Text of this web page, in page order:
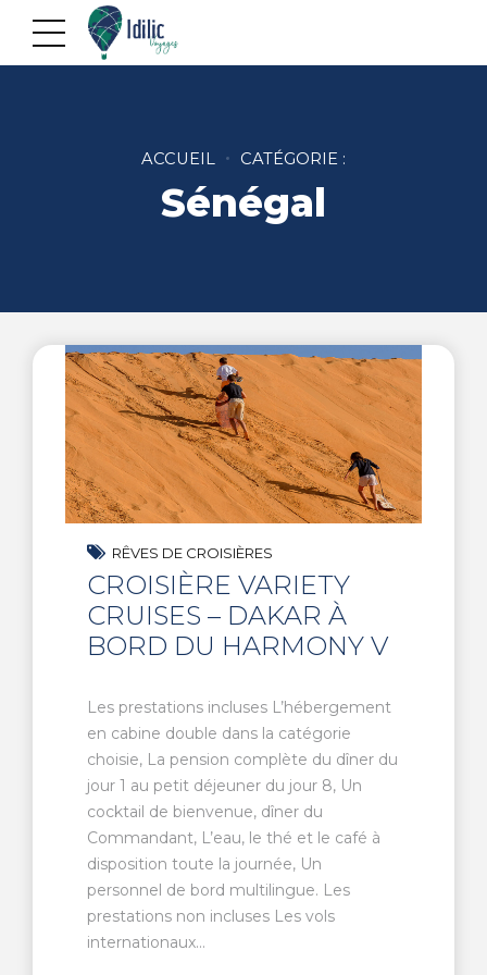
ACCUEIL CATÉGORIE :
Sénégal
RÊVES DE CROISIÈRES
CROISIÈRE VARIETY
CRUISES – DAKAR À
BORD DU HARMONY V
Les prestations incluses L’hébergement
en cabine double dans la catégorie
choisie, La pension complète du dîner du
jour 1 au petit déjeuner du jour 8, Un
cocktail de bienvenue, dîner du
Commandant, L’eau, le thé et le café à
disposition toute la journée, Un
personnel de bord multilingue. Les
prestations non incluses Les vols
internationaux...